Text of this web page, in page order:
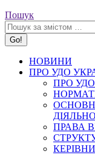
Search:
Пошук
НОВИНИ
ПРО УДО
ПРО
ПРАВА